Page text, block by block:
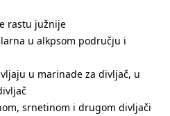
rastu južnije
u alkpsom području i
u marinade za divljač, u
srnetinom i drugom divljači